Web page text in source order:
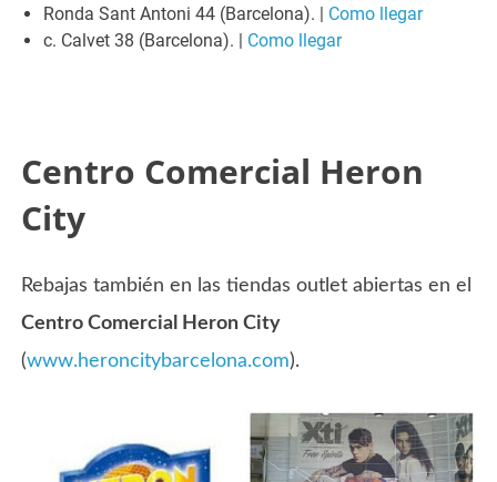
Ronda Sant Antoni 44 (Barcelona). | Como llegar
c. Calvet 38 (Barcelona). | Como llegar
Centro Comercial Heron
City
Rebajas también en las tiendas outlet abiertas en el
Centro Comercial Heron City
(www.heroncitybarcelona.com).